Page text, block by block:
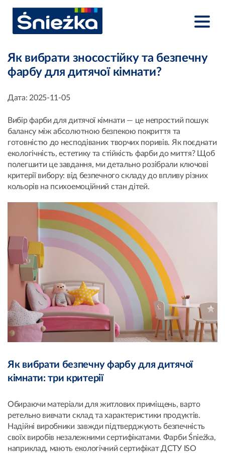
Як вибрати зносостійку та безпечну
фарбу для дитячої кімнати?
Дата: 2025-11-05
Вибір фарби для дитячої кімнати — це непростий пошук
балансу між абсолютною безпекою покриття та
готовністю до несподіваних творчих поривів. Як поєднати
екологічність, естетику та стійкість фарби до миття? Щоб
полегшити це завдання, ми детально розібрали ключові
критерії вибору: від безпечного складу до впливу різних
кольорів на психоемоційний стан дітей.
Як вибрати безпечну фарбу для дитячої
кімнати: три критерії
Обираючи матеріали для житлових приміщень, варто
ретельно вивчати склад та характеристики продуктів.
Надійні виробники завжди підтверджують безпечність
своїх виробів незалежними сертифікатами. Фарби Śnieżka,
наприклад, мають екологічний сертифікат ДСТУ ISO